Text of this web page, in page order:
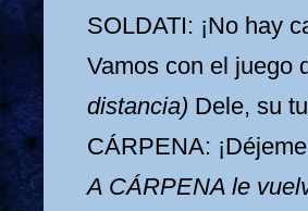
SOLDATI: ¡No hay
Vamos con el juego
distancia) Dele, su
CÁRPENA:
A CÁRPENA le